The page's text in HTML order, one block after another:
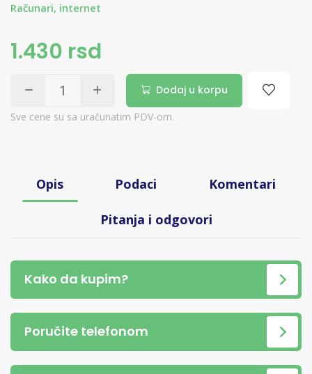
Računari, internet
1.430 rsd
Dodaj u korpu
Sve cene su sa uračunatim PDV-om.
Opis Podaci Komentari
Pitanja i odgovori
Kako da kupim?
Poručite telefonom